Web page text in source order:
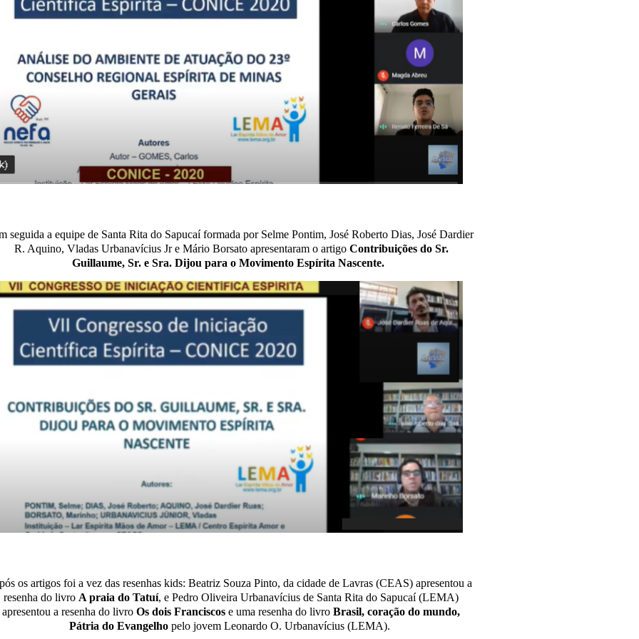
seguida a equipe de Santa Rita do Sapucaí formada por Selme Pontim, José Roberto Dias, José Dardier
R. Aquino, Vladas Urbanavícius Jr e Mário Borsato apresentaram o artigo Contribuições do Sr.
Guillaume, Sr. e Sra. Dijou para o Movimento Espírita Nascente.
os artigos foi a vez das resenhas kids: Beatriz Souza Pinto, da cidade de Lavras (CEAS) apresentou a
resenha do livro A praia do Tatuí, e Pedro Oliveira Urbanavícius de Santa Rita do Sapucaí (LEMA)
apresentou a resenha do livro Os dois Franciscos e uma resenha do livro Brasil, coração do mundo,
Pátria do Evangelho pelo jovem Leonardo O. Urbanavícius (LEMA).